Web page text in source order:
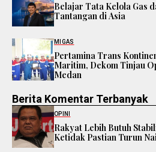
Belajar Tata Kelola Gas
Tantangan di Asia
MIGAS
Pertamina Trans
Maritim, Dekom Tinjau
Medan
Berita Komentar Terbanyak
OPINI
Rakyat Lebih Butuh
Ketidak Pastian Turun